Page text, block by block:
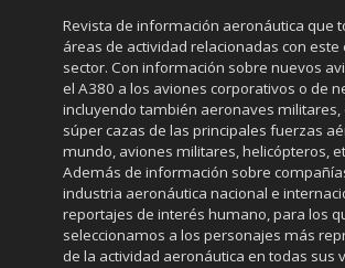
Revista de información aeronáutica que
áreas de actividad relacionadas con este
sector. Con información sobre nuevos
el A380 a los aviones corporativos o de
incluyendo también aeronaves militares,
súper cazas de las principales fuerzas
mundo, aviones militares, helicópteros,
Además de información sobre
industria aeronáutica nacional e
reportajes de interés humano, para los
seleccionamos a los personajes más
de la actividad aeronáutica en todas sus